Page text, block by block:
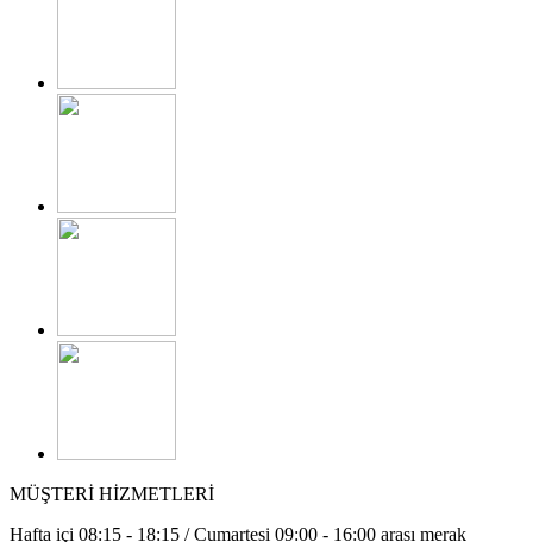
MÜŞTERİ HİZMETLERİ
Hafta içi 08:15 - 18:15 / Cumartesi 09:00 - 16:00 arası merak